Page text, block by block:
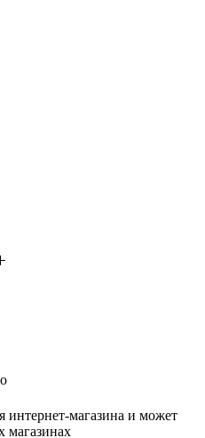
интернет-магазина и может
магазинах